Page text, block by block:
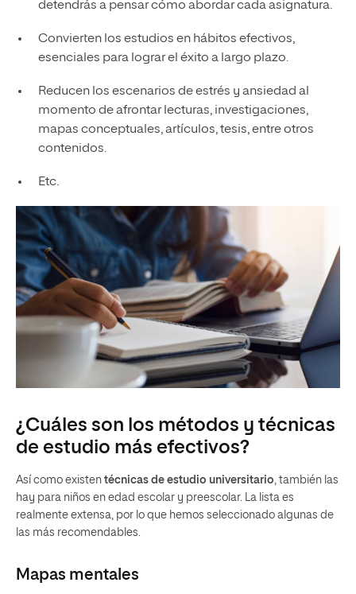
detendrás a pensar cómo abordar cada asignatura.
Convierten los estudios en hábitos efectivos,
esenciales para lograr el éxito a largo plazo.
Reducen los escenarios de estrés y ansiedad al
momento de afrontar lecturas, investigaciones,
mapas conceptuales, artículos, tesis, entre otros
contenidos.
Etc.
¿Cuáles son los métodos y técnicas
de estudio más efectivos?
Así como existen técnicas de estudio universitario, también las
hay para niños en edad escolar y preescolar. La lista es
realmente extensa, por lo que hemos seleccionado algunas de
las más recomendables.
Mapas mentales